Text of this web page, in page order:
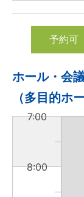
予約可
ホール・会
（多目的ホ
7:00
8:00